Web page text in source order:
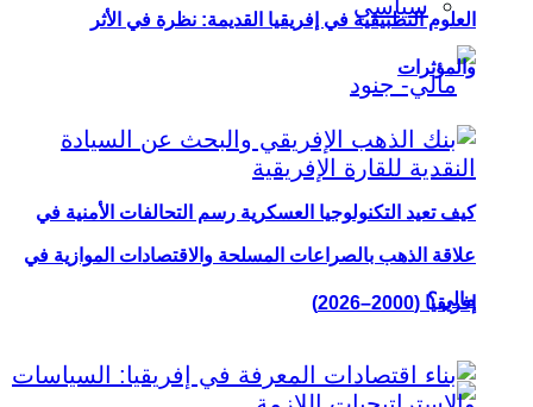
سياسي
كيف تعيد التكنولوجيا العسكرية رسم التحالفات الأمنية في
مالي؟
العلوم التطبيقية في إفريقيا القديمة: نظرة في الأثر
والمؤثرات
علاقة الذهب بالصراعات المسلحة والاقتصادات الموازية في
إفريقيا (2000–2026)